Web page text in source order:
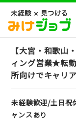
【大宮・和歌山
ィング営業★転
所向けでキャリ
未経験歓迎/土日祝
ャンスあり